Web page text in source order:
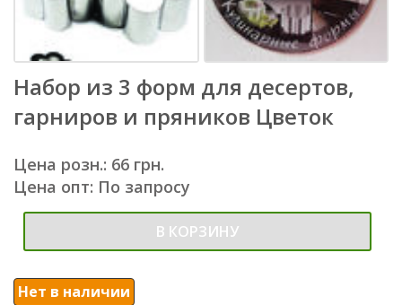
Набор из 3 форм для десертов,
гарниров и пряников Цветок
Цена розн.: 66 грн.
Цена опт: По запросу
В КОРЗИНУ
Нет в наличии